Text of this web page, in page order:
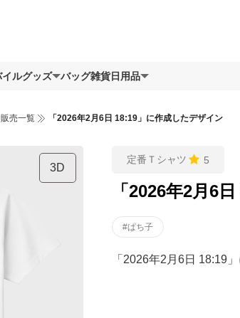
ルグッズ バッグ雑貨日用品
売一覧 「2026年2月6日 18:19」に作成したデザイン
3D
定番Ｔシャツ 5
「2026年2月6
#ぱち子
「2026年2月6日 18:19